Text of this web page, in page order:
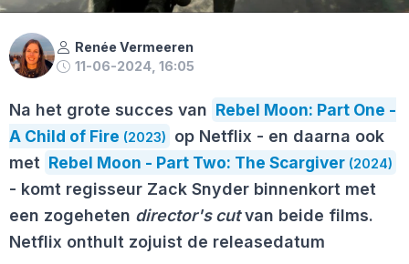
Renée Vermeeren
11-06-2024, 16:05
Na het grote succes van Rebel Moon: Part One -
A Child of Fire (2023)
op Netflix - en daarna ook
met Rebel Moon - Part Two: The Scargiver (2024)
- komt regisseur Zack Snyder binnenkort met
een zogeheten director's cutvan beide films.
Netflix onthult zojuist de releasedatum